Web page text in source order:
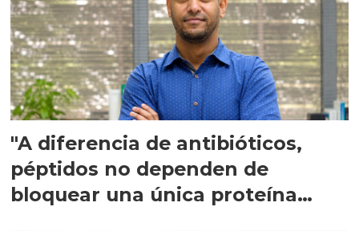
"A diferencia de antibióticos,
péptidos no dependen de
bloquear una única proteína